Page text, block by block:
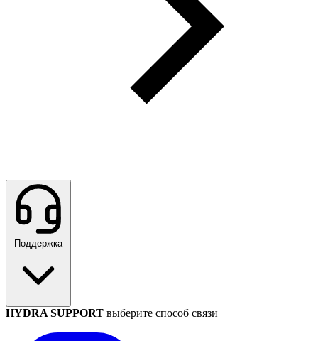
Поддержка
HYDRA SUPPORT выберите способ связи